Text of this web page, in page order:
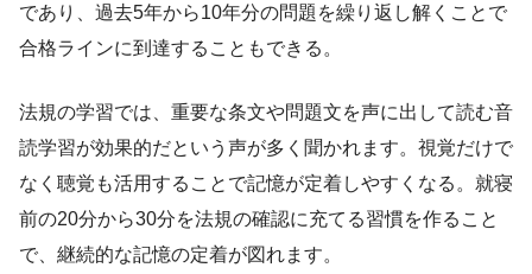
であり、過去5年から10年分の問題を繰り返し解くことで
合格ラインに到達することもできる。
法規の学習では、重要な条文や問題文を声に出して読む音
読学習が効果的だという声が多く聞かれます。視覚だけで
なく聴覚も活用することで記憶が定着しやすくなる。就寝
前の20分から30分を法規の確認に充てる習慣を作ること
で、継続的な記憶の定着が図れます。